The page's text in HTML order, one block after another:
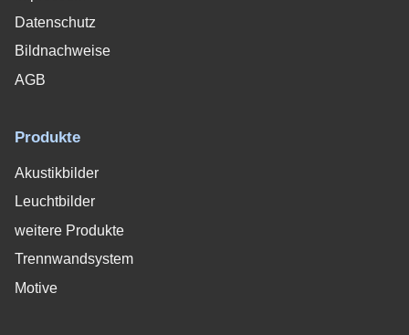
Datenschutz
Bildnachweise
AGB
Produkte
Akustikbilder
Leuchtbilder
weitere Produkte
Trennwandsystem
Motive